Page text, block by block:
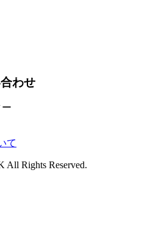
わせ
て
Rights Reserved.